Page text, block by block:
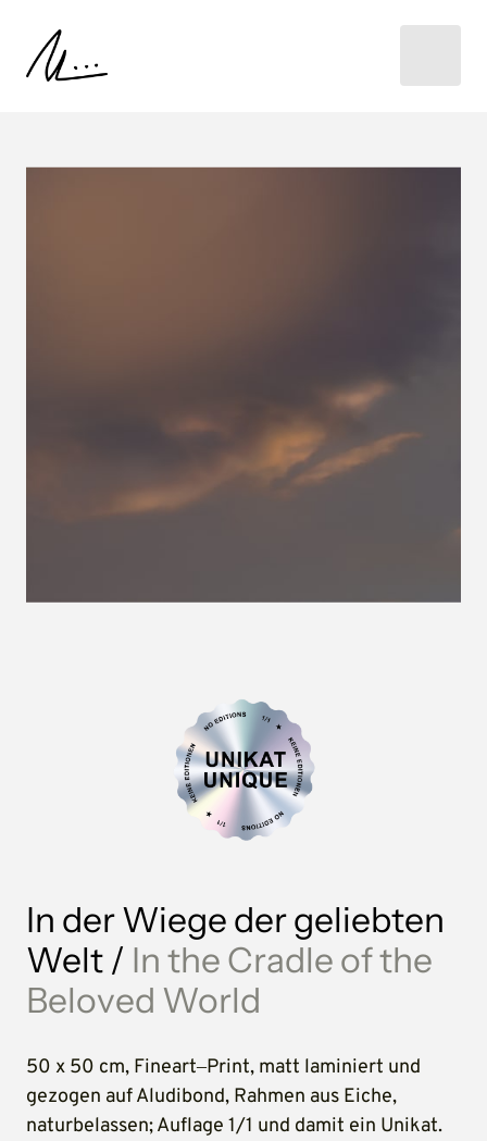
In der Wiege der geliebten
Welt / In the Cradle of
Beloved World
50 x 50 cm, Fineart‒Print, matt laminiert
gezogen auf Aludibond, Rahmen aus
naturbelassen; Auflage 1/1 und damit ein